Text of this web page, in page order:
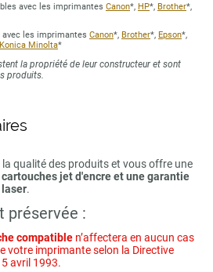
avec les imprimantes Canon*, HP*, Brother*,
avec les imprimantes Canon*, Brother*, Epson*,
Konica Minolta*
la propriété de leur constructeur et sont
produits.
la qualité des produits et vous offre une
jet d'encre et une garantie
laser.
préservée :
compatible n’affectera en aucun cas
votre imprimante selon la Directive
avril 1993.